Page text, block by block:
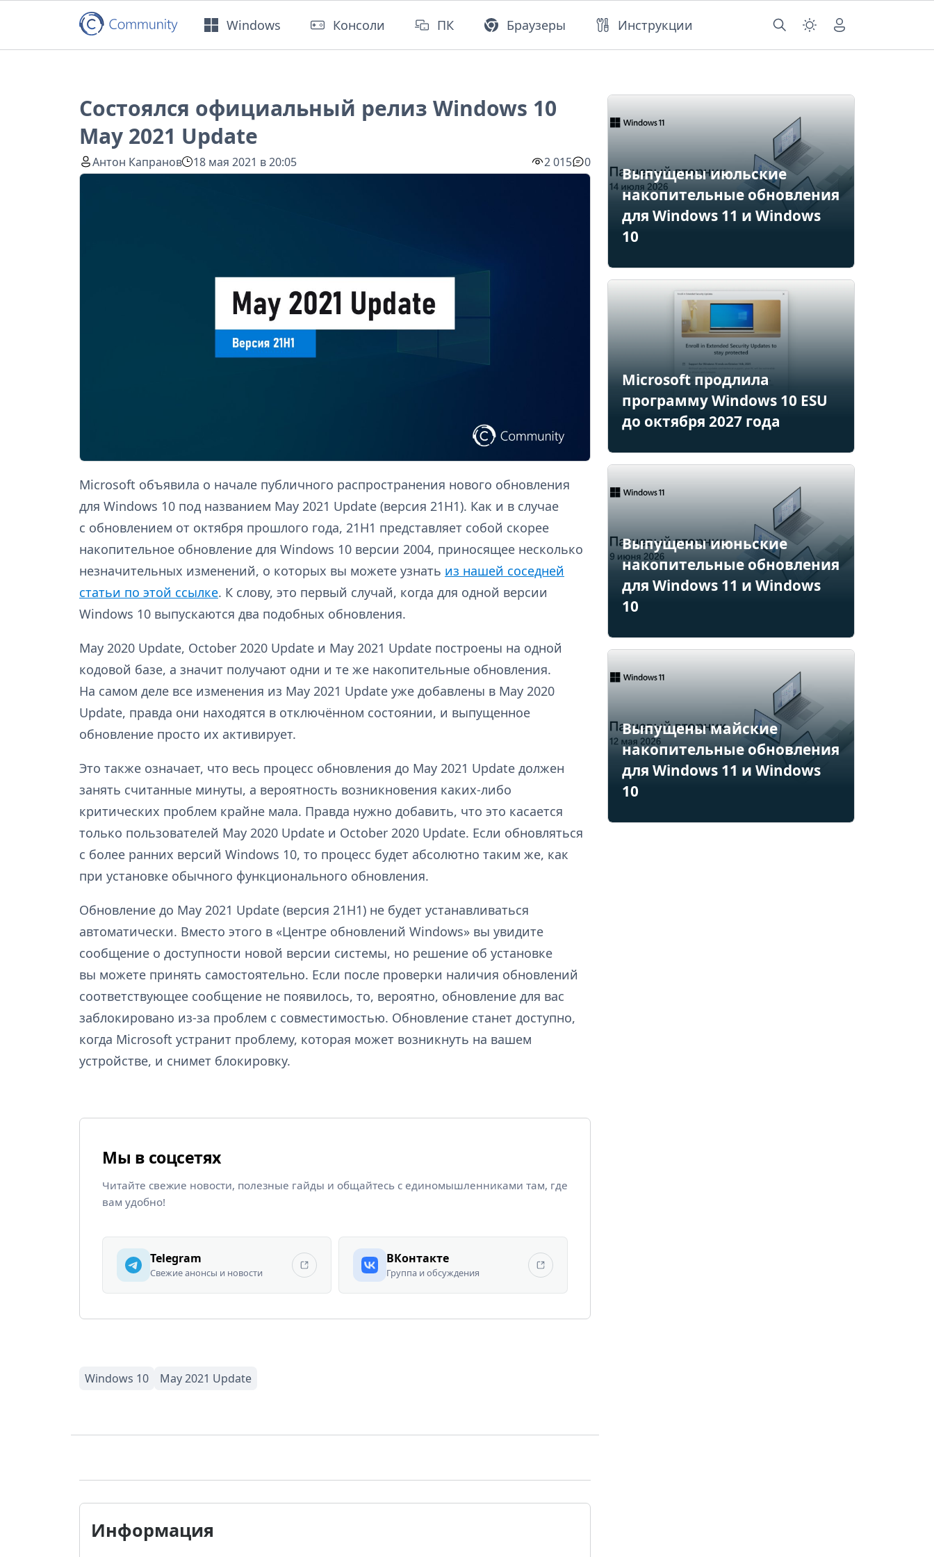
Windows Консоли ПК Браузеры Инструкции
Состоялся официальный релиз Windows 10
May 2021 Update
Антон Капранов 18 мая 2021 в 20:05 2 015 0
Microsoft объявила о начале публичного распространения нового обновления
для Windows 10 под названием May 2021 Update (версия 21H1). Как и в случае
с обновлением от октября прошлого года, 21H1 представляет собой скорее
накопительное обновление для Windows 10 версии 2004, приносящее несколько
незначительных изменений, о которых вы можете узнать из нашей соседней
статьи по этой ссылке. К слову, это первый случай, когда для одной версии
Windows 10 выпускаются два подобных обновления.
May 2020 Update, October 2020 Update и May 2021 Update построены на одной
кодовой базе, а значит получают одни и те же накопительные обновления.
На самом деле все изменения из May 2021 Update уже добавлены в May 2020
Update, правда они находятся в отключённом состоянии, и выпущенное
обновление просто их активирует.
Это также означает, что весь процесс обновления до May 2021 Update должен
занять считанные минуты, а вероятность возникновения каких-либо
критических проблем крайне мала. Правда нужно добавить, что это касается
только пользователей May 2020 Update и October 2020 Update. Если обновляться
с более ранних версий Windows 10, то процесс будет абсолютно таким же, как
при установке обычного функционального обновления.
Обновление до May 2021 Update (версия 21H1) не будет устанавливаться
автоматически. Вместо этого в «Центре обновлений Windows» вы увидите
сообщение о доступности новой версии системы, но решение об установке
вы можете принять самостоятельно. Если после проверки наличия обновлений
соответствующее сообщение не появилось, то, вероятно, обновление для вас
заблокировано из-за проблем с совместимостью. Обновление станет доступно,
когда Microsoft устранит проблему, которая может возникнуть на вашем
устройстве, и снимет блокировку.
Мы в соцсетях
Читайте свежие новости, полезные гайды и общайтесь с единомышленниками там, где
вам удобно!
Telegram
Свежие анонсы и новости
ВКонтакте
Группа и обсуждения
Информация
Выпущены июльские
накопительные обновления
для Windows 11 и Windows
10
Microsoft продлила
программу Windows 10 ESU
до октября 2027 года
Выпущены июньские
накопительные обновления
для Windows 11 и Windows
10
Выпущены майские
накопительные обновления
для Windows 11 и Windows
10